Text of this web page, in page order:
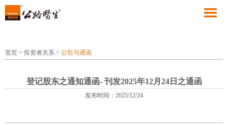
首页 > 投资者关系 > 公告与通函
登记股东之通知通函- 刊发2025年12月24日之通函
发布时间：2025/12/24